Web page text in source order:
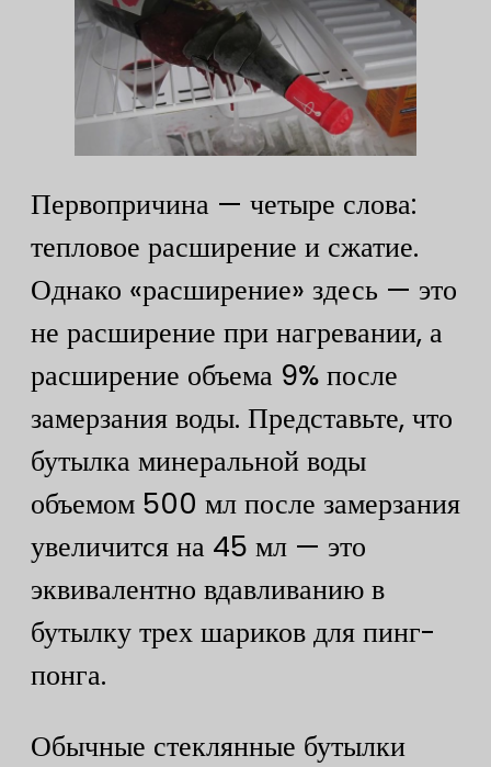
Первопричина — четыре слова:
тепловое расширение и сжатие.
Однако «расширение» здесь — это
не расширение при нагревании, а
расширение объема 9% после
замерзания воды. Представьте, что
бутылка минеральной воды
объемом 500 мл после замерзания
увеличится на 45 мл — это
эквивалентно вдавливанию в
бутылку трех шариков для пинг-
понга.
Обычные стеклянные бутылки